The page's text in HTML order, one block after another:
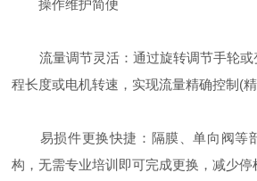
操作维护简便
流量调节灵活：通过旋转调节手轮或
程长度或电机转速，实现流量精确控制(精
易损件更换快捷：隔膜、单向阀等
构，无需专业培训即可完成更换，减少停